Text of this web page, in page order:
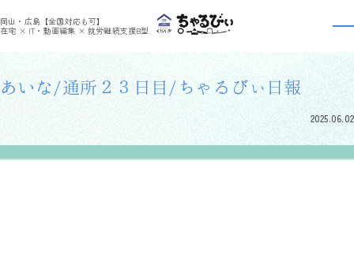
岡山・広島【全国対応も可】
在宅 × IT・動画編集 × 就労継続支援B型
利用者さんの日報 >
利用者さんの日報
あいな/通所２３日目/ちゃるびぃ日報
2025.06.02